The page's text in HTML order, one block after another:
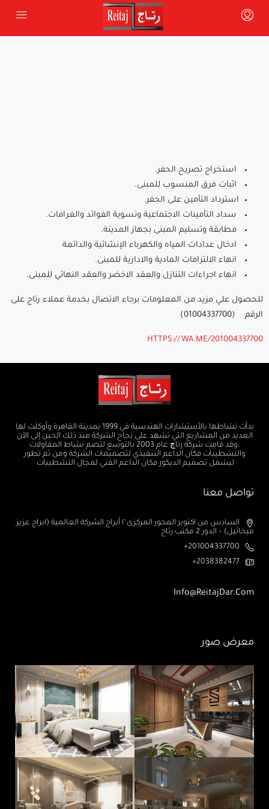
استخراج تصريح الحفر.
اثبات فرق المنسوب للمبنى.
استرداد التأمين على الحفر.
سداد التأمينات الاجتماعية وتسوية الفوائد والغرامات.
مطابقة وتسليم المبنى بجهاز المدينة.
ادخال عدادات المياه والكهرباء الإنشائية والدائمة
انهاء الالتزامات المادية والادارية للمبنى.
انهاء اجراءات التنازل والعقد الاخضر والعقد النهائي للمبنى.
للحصول علي مزيد من المعلومات برجاء الاتصال بخدمة عملاء رتاج على
الرقم (01004337700)
HTTPS://WA.ME/201004337700
بدأت نشاطها بالأستشارات الهندسية في 1999 بمدينة القاهرة وأوكلت لها
العديد من المشاريع التي تشهد على نجاح الشركة منذ ذلك الحين إلى الآن
.وقد قامت شركة رتاچ عام 2003 بالتوسع لتضم نشاط المقاولات
والتشطيبات فكان الداعم التنفيذي لتصميمات الشركة ومن ثم تطور
ليشمل تصميم الديكور فكان الداعم الفني لمجال التشطيبات
تواصل معنا
السادس من اكتوبر المحور المركزى ٢ أبراج الشركة العالمية (ابراج عزيز
ميخائيل) – الدور 2 مكتب رتاج
201004337700+
2038382477+
Info@ReitajDar.com
معرض صور